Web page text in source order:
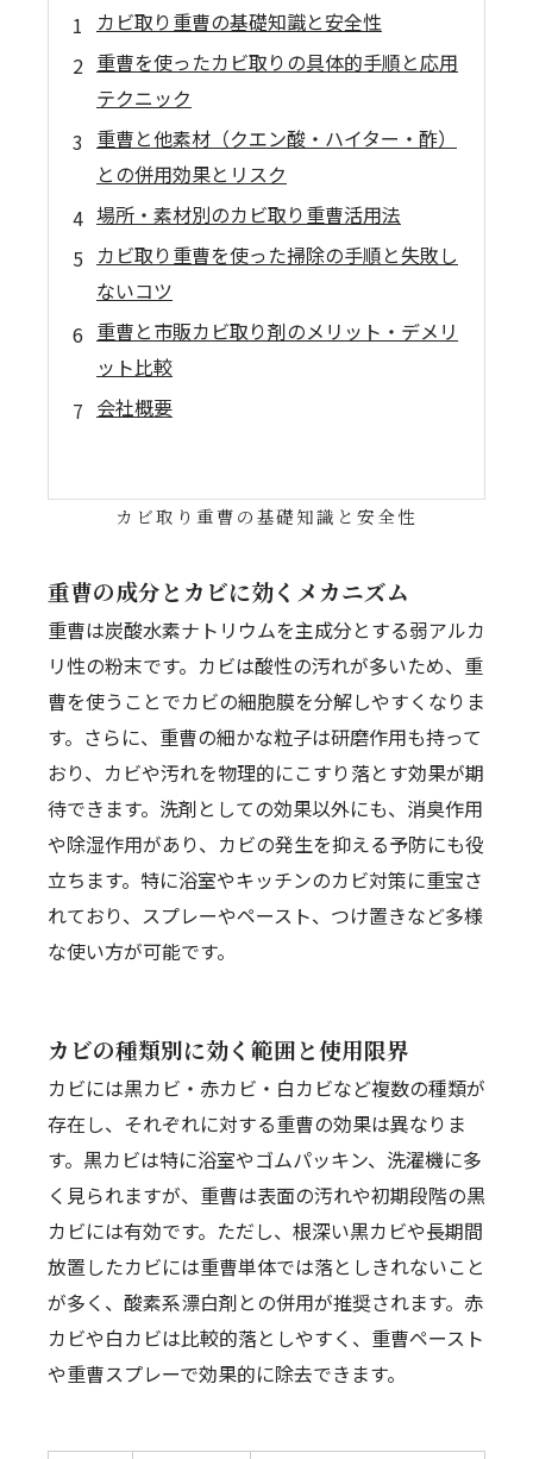
カビ取り重曹の基礎知識と安全性
重曹を使ったカビ取りの具体的手順と応用
テクニック
重曹と他素材（クエン酸・ハイター・酢）
との併用効果とリスク
場所・素材別のカビ取り重曹活用法
カビ取り重曹を使った掃除の手順と失敗し
ないコツ
重曹と市販カビ取り剤のメリット・デメリ
ット比較
会社概要
カビ取り重曹の基礎知識と安全性
重曹の成分とカビに効くメカニズム
重曹は炭酸水素ナトリウムを主成分とする弱アルカ
リ性の粉末です。カビは酸性の汚れが多いため、重
曹を使うことでカビの細胞膜を分解しやすくなりま
す。さらに、重曹の細かな粒子は研磨作用も持って
おり、カビや汚れを物理的にこすり落とす効果が期
待できます。洗剤としての効果以外にも、消臭作用
や除湿作用があり、カビの発生を抑える予防にも役
立ちます。特に浴室やキッチンのカビ対策に重宝さ
れており、スプレーやペースト、つけ置きなど多様
な使い方が可能です。
カビの種類別に効く範囲と使用限界
カビには黒カビ・赤カビ・白カビなど複数の種類が
存在し、それぞれに対する重曹の効果は異なりま
す。黒カビは特に浴室やゴムパッキン、洗濯機に多
く見られますが、重曹は表面の汚れや初期段階の黒
カビには有効です。ただし、根深い黒カビや長期間
放置したカビには重曹単体では落としきれないこと
が多く、酸素系漂白剤との併用が推奨されます。赤
カビや白カビは比較的落としやすく、重曹ペースト
や重曹スプレーで効果的に除去できます。